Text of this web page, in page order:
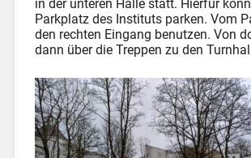
in der unteren Halle statt. Hierfür
Parkplatz des Instituts parken. Vom
den rechten Eingang benutzen. Von
dann über die Treppen zu den